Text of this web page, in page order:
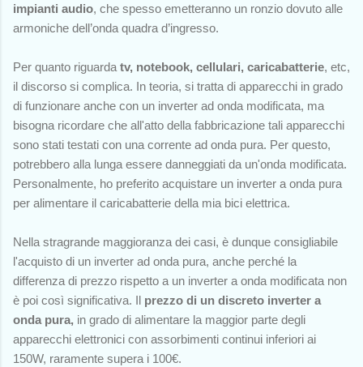
impianti audio, che spesso emetteranno un ronzio dovuto alle
armoniche dell’onda quadra d’ingresso.
Per quanto riguarda tv, notebook, cellulari, caricabatterie, etc,
il discorso si complica. In teoria, si tratta di apparecchi in grado
di funzionare anche con un inverter ad onda modificata, ma
bisogna ricordare che all'atto della fabbricazione tali apparecchi
sono stati testati con una corrente ad onda pura. Per questo,
potrebbero alla lunga essere danneggiati da un'onda modificata.
Personalmente, ho preferito acquistare un inverter a onda pura
per alimentare il caricabatterie della mia bici elettrica.
Nella stragrande maggioranza dei casi, è dunque consigliabile
l'acquisto di un inverter ad onda pura, anche perché la
differenza di prezzo rispetto a un inverter a onda modificata non
è poi così significativa. Il prezzo di un discreto inverter a
onda pura, in grado di alimentare la maggior parte degli
apparecchi elettronici con assorbimenti continui inferiori ai
150W, raramente supera i 100€.